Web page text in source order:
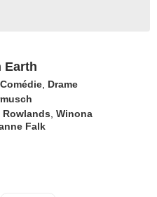
Earth
Comédie Drame
Rowlands ,Winona
Falk